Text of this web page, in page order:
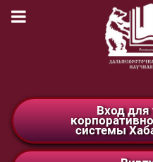
Вход для
системы